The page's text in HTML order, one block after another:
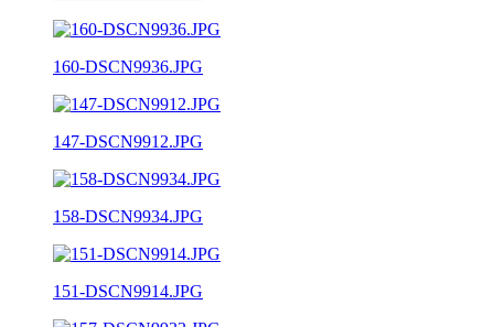
160-DSCN9936.JPG
147-DSCN9912.JPG
158-DSCN9934.JPG
151-DSCN9914.JPG